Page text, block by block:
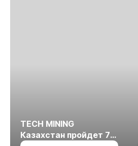
TECH MINING
Казахстан пройдет 7